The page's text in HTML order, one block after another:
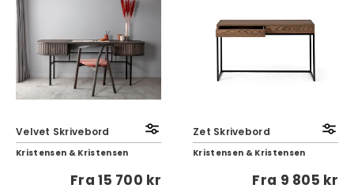
Velvet Skrivebord
Kristensen & Kristensen
Fra15 700 kr
Zet Skrivebord
Kristensen & Kristensen
Fra 9 805 kr